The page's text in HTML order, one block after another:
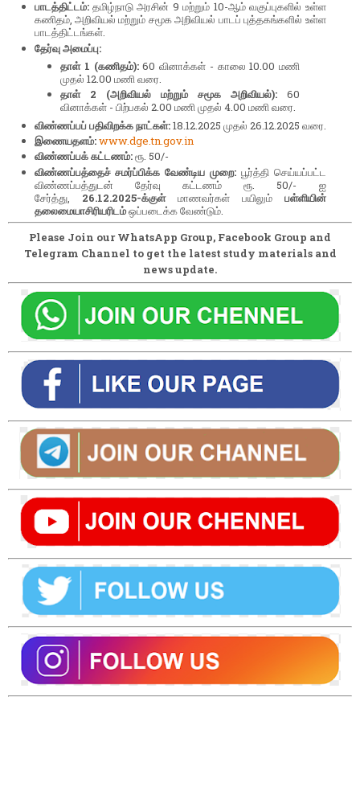
பாடத்திட்டம்:தமிழ்நாடு அரசின் 9 மற்றும் 10-ஆம் வகுப்புகளில் உள்ள
கணிதம், அறிவியல் மற்றும் சமூக அறிவியல் பாடப் புத்தகங்களில் உள்ள
பாடத்திட்டங்கள்.
தேர்வு அமைப்பு:
தாள் 1 (கணிதம்):60 வினாக்கள் - காலை 10.00 மணி
முதல் 12.00 மணி வரை.
தாள் 2 (அறிவியல் மற்றும் சமூக அறிவியல்): 60
வினாக்கள் - பிற்பகல் 2.00 மணி முதல் 4.00 மணி வரை.
விண்ணப்பப் பதிவிறக்க நாட்கள்:18.12.2025 முதல் 26.12.2025 வரை.
இணையதளம்:www.dge.tn.gov.in
விண்ணப்பக் கட்டணம்:ரூ. 50/-
விண்ணப்பத்தைச் சமர்ப்பிக்க வேண்டிய முறை:பூர்த்தி செய்யப்பட்ட
விண்ணப்பத்துடன் தேர்வு கட்டணம் ரூ. 50/- ஐ
சேர்த்து, 26.12.2025-க்குள்மாணவர்கள் பயிலும் பள்ளியின்
தலைமையாசிரியரிடம்ஒப்படைக்க வேண்டும்.
Please Join our WhatsApp Group, Facebook Group and
Telegram Channel to get the latest study materials and
news update.